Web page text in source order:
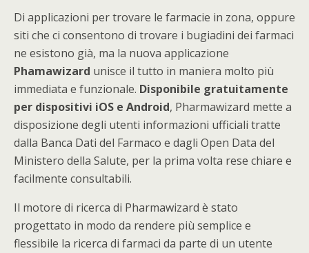
Di applicazioni per trovare le farmacie in zona, oppure
siti che ci consentono di trovare i bugiadini dei farmaci
ne esistono già, ma la nuova applicazione
Phamawizard unisce il tutto in maniera molto più
immediata e funzionale. Disponibile gratuitamente
per dispositivi iOS e Android, Pharmawizard mette a
disposizione degli utenti informazioni ufficiali tratte
dalla Banca Dati del Farmaco e dagli Open Data del
Ministero della Salute, per la prima volta rese chiare e
facilmente consultabili.
Il motore di ricerca di Pharmawizard è stato
progettato in modo da rendere più semplice e
flessibile la ricerca di farmaci da parte di un utente